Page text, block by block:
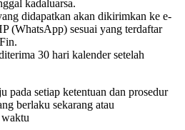
kadaluarsa.
didapatkan akan dikirimkan ke e-
(WhatsApp) sesuai yang terdaftar
30 hari kalender setelah
pada setiap ketentuan dan prosedur
berlaku sekarang atau